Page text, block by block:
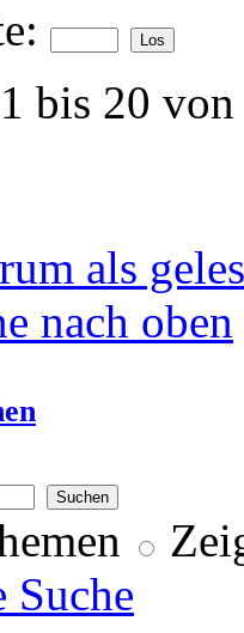
bis 20
als
nach oben
Suche